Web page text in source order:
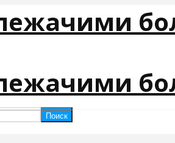
Поиск
Поиск